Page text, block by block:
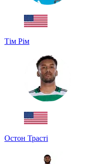
Тім Рім
Остон Трасті